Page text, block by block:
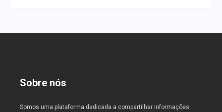
Sobre nós
Somos uma plataforma dedicada a compartilhar informações